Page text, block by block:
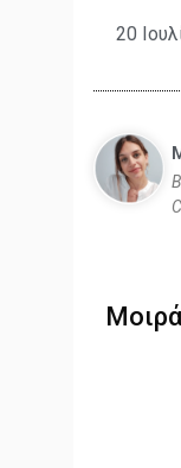
20